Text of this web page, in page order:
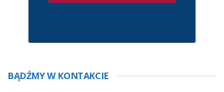
BĄDŹMY W KONTAKCIE